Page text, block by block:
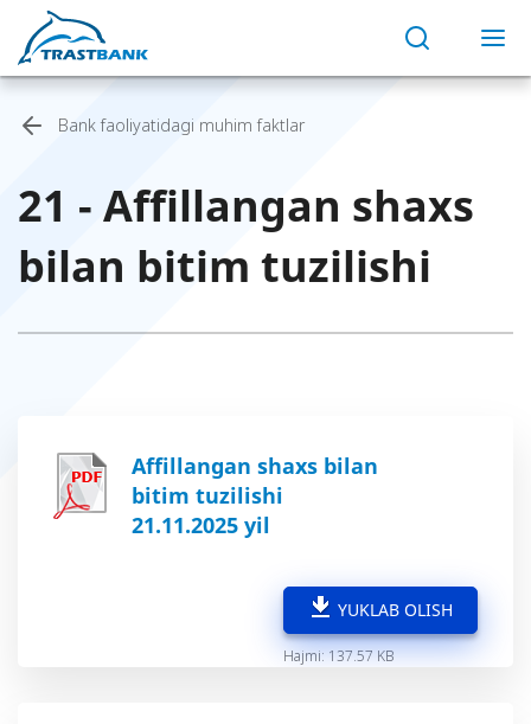
Bank faoliyatidagi muhim faktlar
21 - Affillangan shaxs
bilan bitim tuzilishi
Affillangan shaxs bilan
bitim tuzilishi
21.11.2025 yil
YUKLAB OLISH
Hajmi: 137.57 KB